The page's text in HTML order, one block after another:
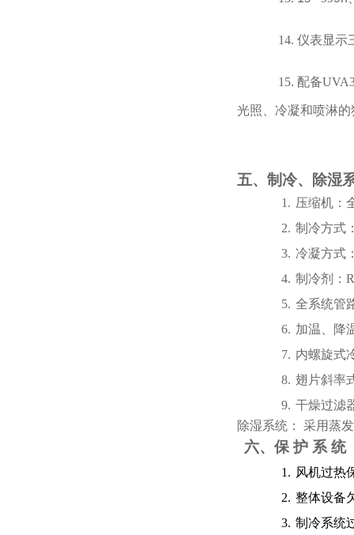
14. 仪表显示
15. 配备
光照、冷凝和喷淋
五、制冷、除湿
1. 压缩机：
2. 制冷方式
3. 冷凝方式
4. 制冷剂：
5. 全系统管
6. 加温、降
7. 内螺旋式
8. 翅片斜率
9. 干燥过滤
除湿系统： 采用蒸
六、保 护 系 统
1. 风机过热
2. 整体设备
3. 制冷系统